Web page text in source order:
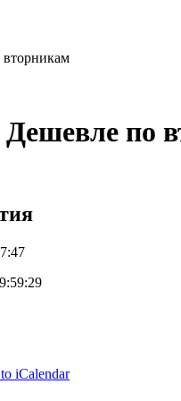
по
iCalendar